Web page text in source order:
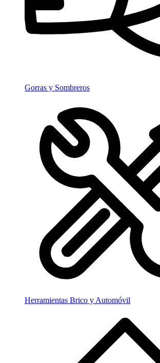
Gorras y Sombreros
Herramientas Brico y Automóvil